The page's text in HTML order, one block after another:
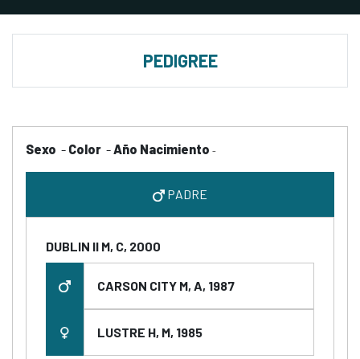
PEDIGREE
Sexo - Color -Año Nacimiento -
PADRE
DUBLIN II M, C, 2000
CARSON CITY M, A, 1987
LUSTRE H, M, 1985